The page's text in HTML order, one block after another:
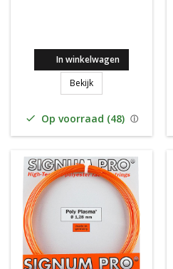
In winkelwagen
BekijkSignum Pro Outbreak
 Op voorraad (48)